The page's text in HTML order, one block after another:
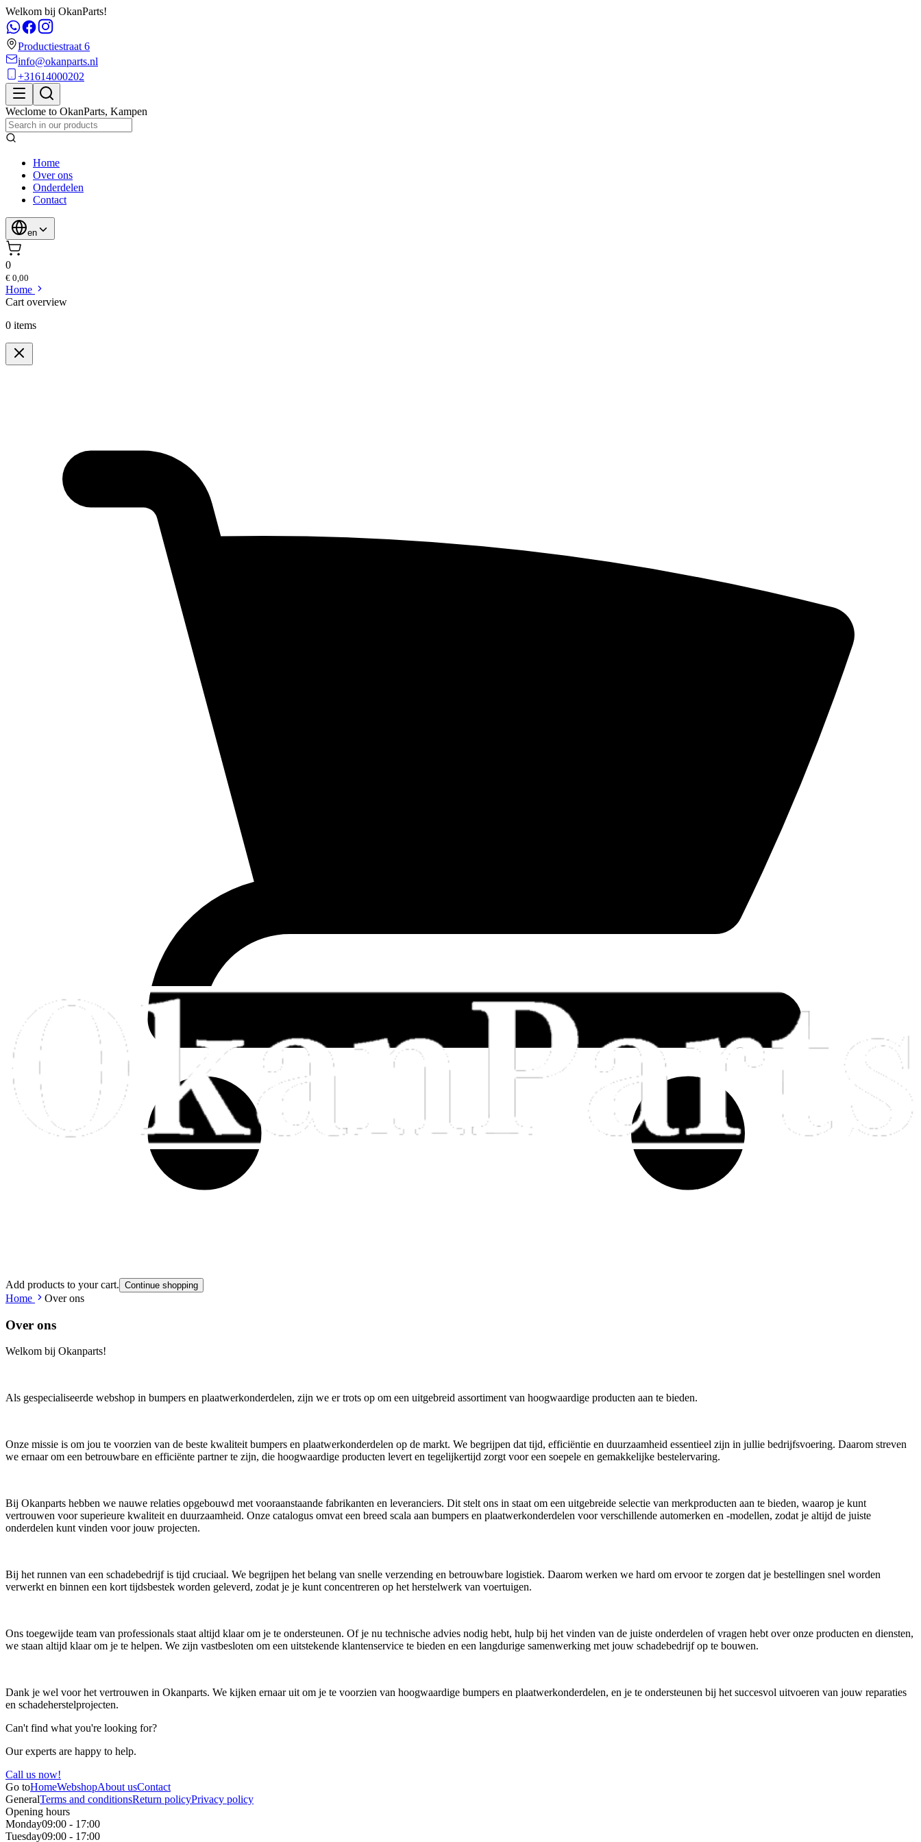
Welkom bij OkanParts!
Productiestraat 6
info@okanparts.nl
+31614000202
Weclome to OkanParts, Kampen
Home
Over ons
Onderdelen
Contact
en
0
€ 0,00
Home
Cart overview
0 items
Add products to your cart. Continue shopping
Home Over ons
Over ons
Welkom bij Okanparts!
Als gespecialiseerde webshop in bumpers en plaatwerkonderdelen, zijn we er trots op om een uitgebreid assortiment van hoogwaardige producten aan te bieden.
Onze missie is om jou te voorzien van de beste kwaliteit bumpers en plaatwerkonderdelen op de markt. We begrijpen dat tijd, efficiëntie en duurzaamheid essentieel zijn in jullie bedrijfsvoering. Daarom streven
we ernaar om een betrouwbare en efficiënte partner te zijn, die hoogwaardige producten levert en tegelijkertijd zorgt voor een soepele en gemakkelijke bestelervaring.
Bij Okanparts hebben we nauwe relaties opgebouwd met vooraanstaande fabrikanten en leveranciers. Dit stelt ons in staat om een uitgebreide selectie van merkproducten aan te bieden, waarop je kunt
vertrouwen voor superieure kwaliteit en duurzaamheid. Onze catalogus omvat een breed scala aan bumpers en plaatwerkonderdelen voor verschillende automerken en -modellen, zodat je altijd de juiste
onderdelen kunt vinden voor jouw projecten.
Bij het runnen van een schadebedrijf is tijd cruciaal. We begrijpen het belang van snelle verzending en betrouwbare logistiek. Daarom werken we hard om ervoor te zorgen dat je bestellingen snel worden
verwerkt en binnen een kort tijdsbestek worden geleverd, zodat je je kunt concentreren op het herstelwerk van voertuigen.
Ons toegewijde team van professionals staat altijd klaar om je te ondersteunen. Of je nu technische advies nodig hebt, hulp bij het vinden van de juiste onderdelen of vragen hebt over onze producten en diensten,
we staan altijd klaar om je te helpen. We zijn vastbesloten om een uitstekende klantenservice te bieden en een langdurige samenwerking met jouw schadebedrijf op te bouwen.
Dank je wel voor het vertrouwen in Okanparts. We kijken ernaar uit om je te voorzien van hoogwaardige bumpers en plaatwerkonderdelen, en je te ondersteunen bij het succesvol uitvoeren van jouw reparaties
en schadeherstelprojecten.
Can't find what you're looking for?
Our experts are happy to help.
Call us now!
Go toHomeWebshopAbout usContact
GeneralTerms and conditionsReturn policyPrivacy policy
Opening hours
Monday09:00 - 17:00
Tuesday09:00 - 17:00